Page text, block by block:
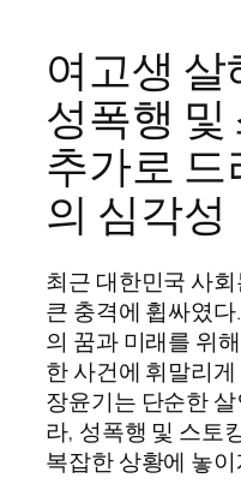
여고생
성폭행 및
추가로 드
의 심각성
최근 대한민국 사
큰 충격에 휩싸였
의 꿈과 미래를 위
한 사건에 휘말리
장윤기는 단순한
라, 성폭행 및 스토
복잡한 상황에 놓